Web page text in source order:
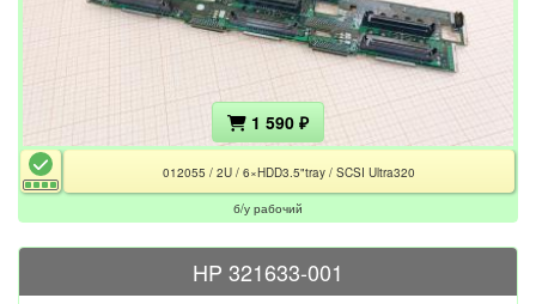
1 590 ₽
012055 / 2U / 6×HDD3.5"tray / SCSI Ultra320
б/у рабочий
HP 321633-001